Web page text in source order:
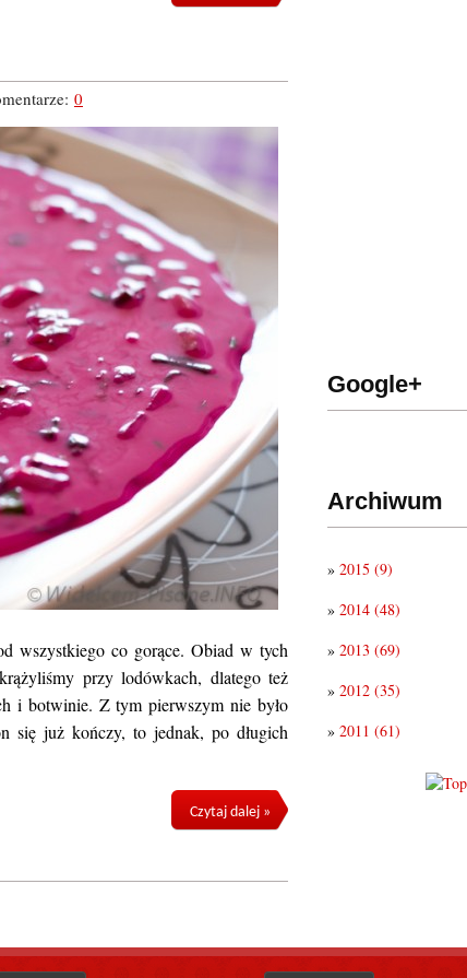
Google+
Archiwum
» 2015 (9)
» 2014 (48)
» 2013 (69)
» 2012 (35)
» 2011 (61)
0
wszystkiego co gorące. Obiad w tych
przy lodówkach, dlatego też
i botwinie. Z tym pierwszym nie było
się już kończy, to jednak, po długich
Czytaj dalej »